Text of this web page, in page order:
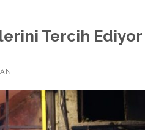
Tercih Ediyor